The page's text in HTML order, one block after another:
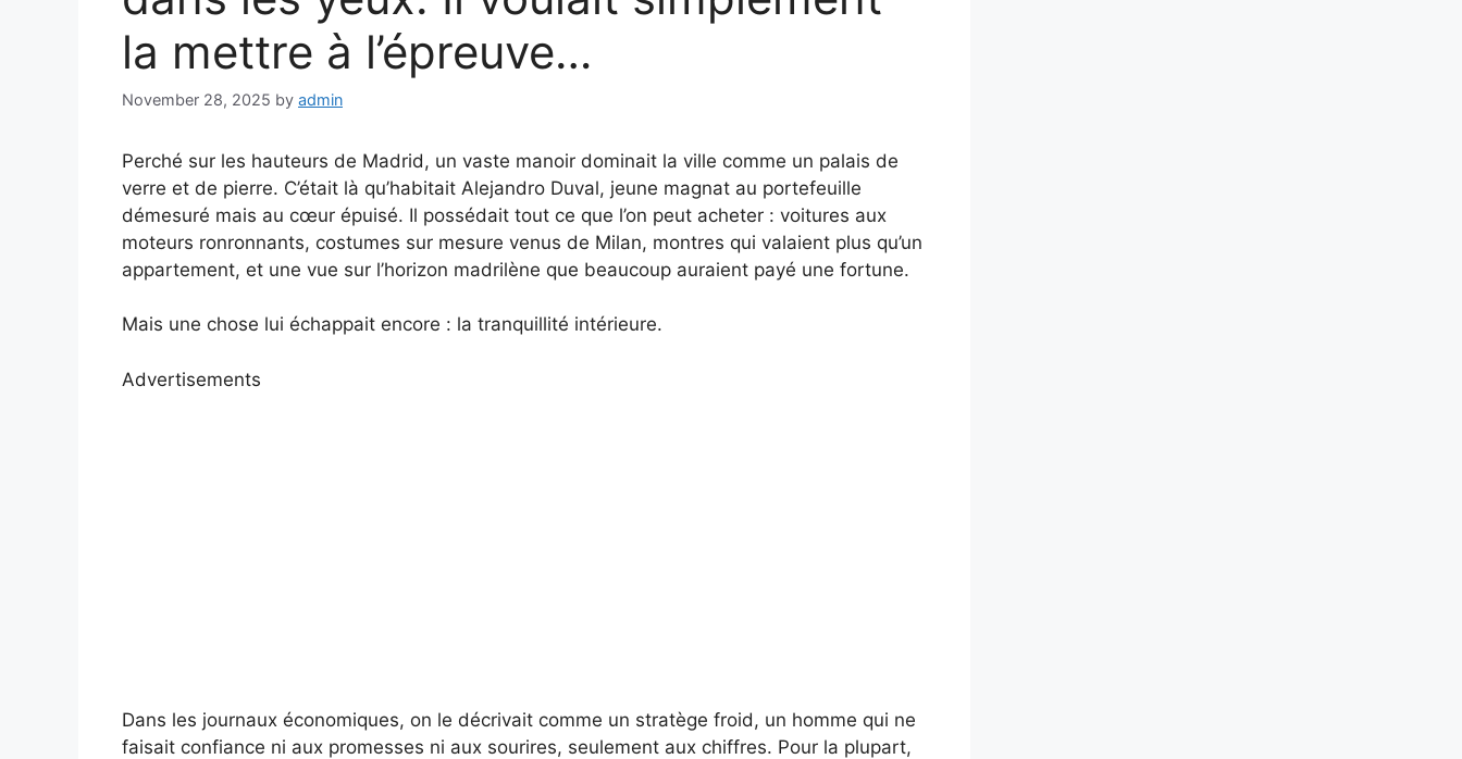
la mettre à l’épreuve…
November 28, 2025 by admin
Perché sur les hauteurs de Madrid, un vaste manoir dominait la ville comme un palais de
verre et de pierre. C’était là qu’habitait Alejandro Duval, jeune magnat au portefeuille
démesuré mais au cœur épuisé. Il possédait tout ce que l’on peut acheter : voitures aux
moteurs ronronnants, costumes sur mesure venus de Milan, montres qui valaient plus qu’un
appartement, et une vue sur l’horizon madrilène que beaucoup auraient payé une fortune.
Mais une chose lui échappait encore : la tranquillité intérieure.
Advertisements
Dans les journaux économiques, on le décrivait comme un stratège froid, un homme qui ne
faisait confiance ni aux promesses ni aux sourires, seulement aux chiffres. Pour la plupart,